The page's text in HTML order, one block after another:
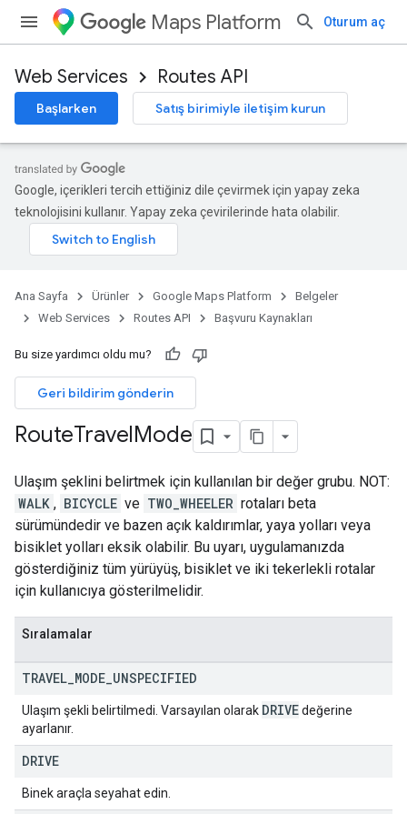
Maps Platform Oturum aç
Web Services Routes API
Başlarken Satış birimiyle iletişim kurun
Google, içerikleri tercih ettiğiniz dile çevirmek için yapay zeka
teknolojisini kullanır. Yapay zeka çevirilerinde hata olabilir.
Ana Sayfa Ürünler Google Maps Platform
Belgeler
Web Services
Routes API Başvuru Kaynakları
Bu size yardımcı oldu mu?
Geri bildirim gönderin
RouteTravelMode
Ulaşım şeklini belirtmek için kullanılan bir değer grubu. NOT:
WALK , BICYCLE ve TWO_WHEELER rotaları beta
sürümündedir ve bazen açık kaldırımlar, yaya yolları veya
bisiklet yolları eksik olabilir. Bu uyarı, uygulamanızda
gösterdiğiniz tüm yürüyüş, bisiklet ve iki tekerlekli rotalar
için kullanıcıya gösterilmelidir.
Sıralamalar
TRAVEL MODE UNSPECIFIED
Ulaşım şekli belirtilmedi. Varsayılan olarak DRIVEdeğerine
ayarlanır.
DRIVE
Binek araçla seyahat edin.